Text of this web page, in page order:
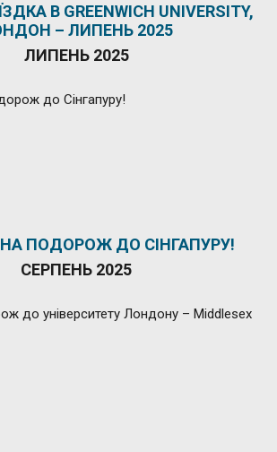
В GREENWICH UNIVERSITY,
– ЛИПЕНЬ 2025
ЛИПЕНЬ 2025
ПОДОРОЖ ДО СІНГАПУРУ!
СЕРПЕНЬ 2025